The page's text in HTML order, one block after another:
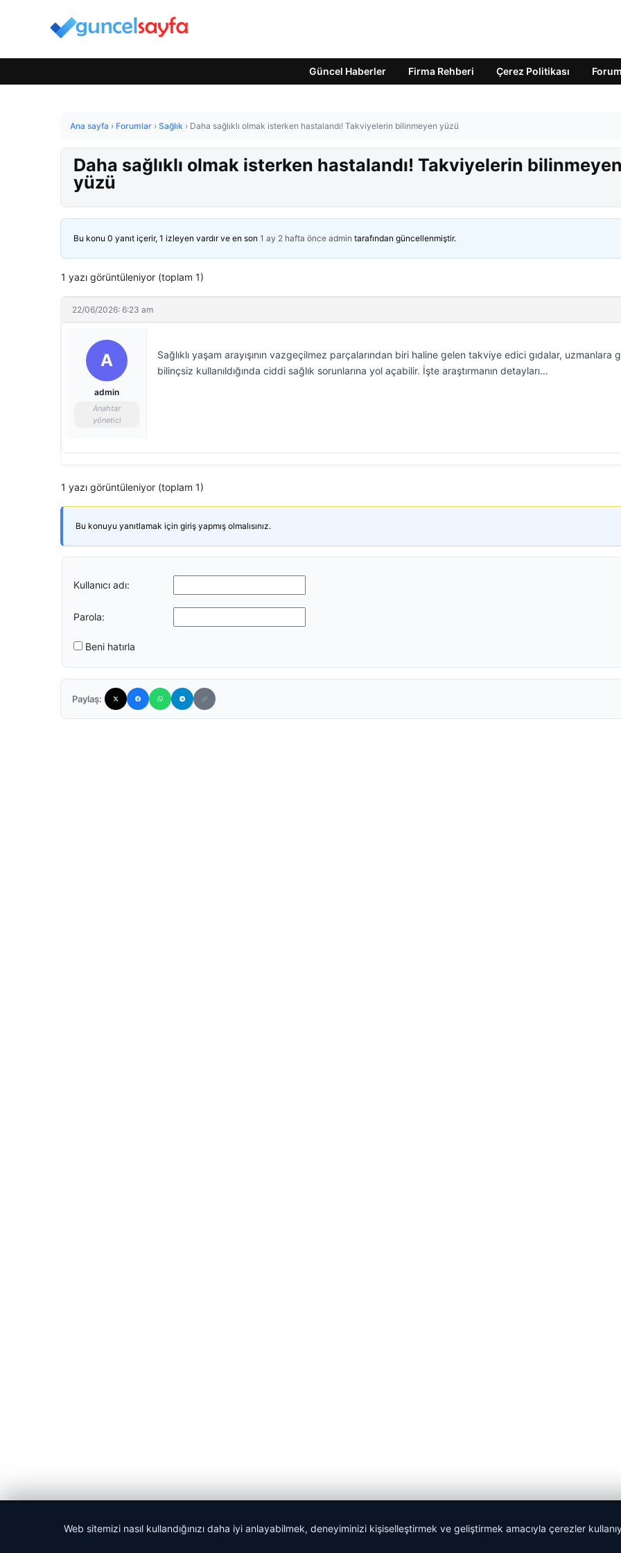
Güncel Haberler Firma Rehberi Çerez Politikası Forum
Ana sayfa › Forumlar › Sağlık › Daha sağlıklı olmak isterken hastalandı! Takviyelerin bilinmeyen yüzü
Daha sağlıklı olmak isterken hastalandı! Takviyelerin bilinmeyen
yüzü
Bu konu 0 yanıt içerir, 1 izleyen vardır ve en son 1 ay 2 hafta önce admin tarafından güncellenmiştir.
1 yazı görüntüleniyor (toplam 1)
22/06/2026: 6:23 am
A
admin
Anahtar
yönetici
Sağlıklı yaşam arayışının vazgeçilmez parçalarından biri haline gelen takviye edici gıdalar, uzmanlara
bilinçsiz kullanıldığında ciddi sağlık sorunlarına yol açabilir. İşte araştırmanın detayları…
1 yazı görüntüleniyor (toplam 1)
Bu konuyu yanıtlamak için giriş yapmış olmalısınız.
Kullanıcı adı:
Parola:
Beni hatırla
Paylaş:
Web sitemizi nasıl kullandığınızı daha iyi anlayabilmek, deneyiminizi kişiselleştirmek ve geliştirmek amacıyla çerezler